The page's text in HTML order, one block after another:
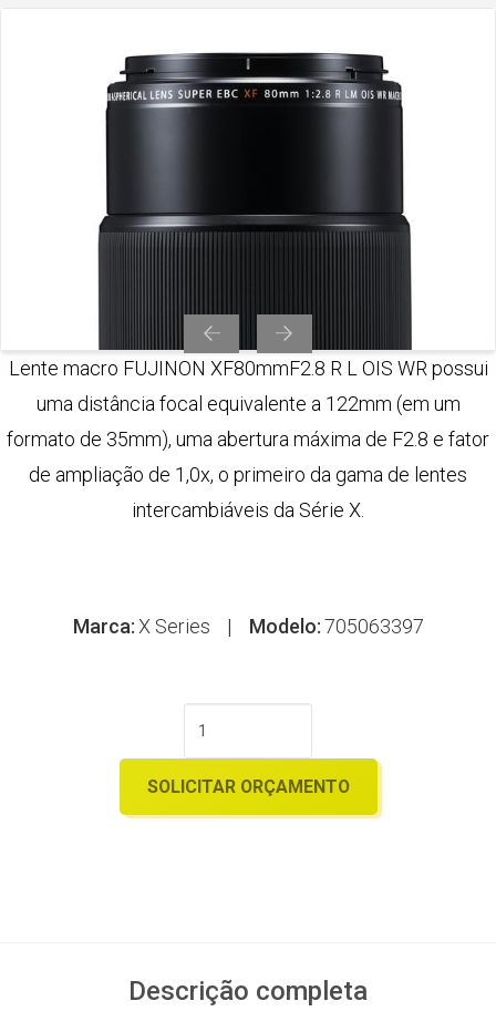
Lente macro FUJINON XF80mmF2.8 R L OIS WR possui
uma distância focal equivalente a 122mm (em um
formato de 35mm), uma abertura máxima de F2.8 e fator
de ampliação de 1,0x, o primeiro da gama de lentes
intercambiáveis ​​da Série X.
Marca: X Series | Modelo:705063397
SOLICITAR ORÇAMENTO
Descrição completa